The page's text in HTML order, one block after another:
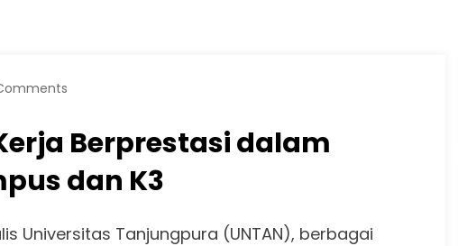
Berprestasi dalam
dan K3
Universitas Tanjungpura (UNTAN), berbagai